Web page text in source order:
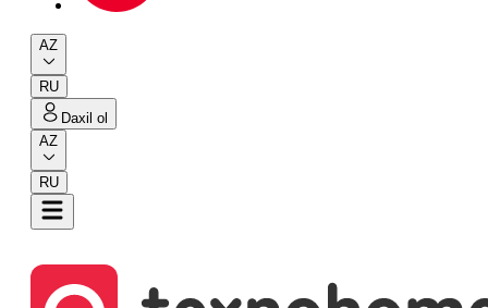
AZ
RU
Daxil ol
AZ
RU